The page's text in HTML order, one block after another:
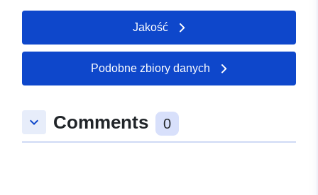
50.3674 ], [ 7.77728,
50.3674 ], [ 7.77728,
50.3314 ], [ 7.74035,
50.3314 ], [ 7.74035,
uriRef:
http://data.europa.eu/88u/dataset/
Jakość
Podobne zbiory danych
keyboard_arrow_down Comments 0